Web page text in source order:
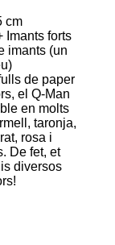
cm
Imants forts
imants (un
de paper
el Q-Man
en molts
taronja,
rosa i
De fet, et
diversos